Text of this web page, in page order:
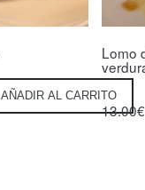
AÑADIR AL CARRITO
Lomo
13.00€